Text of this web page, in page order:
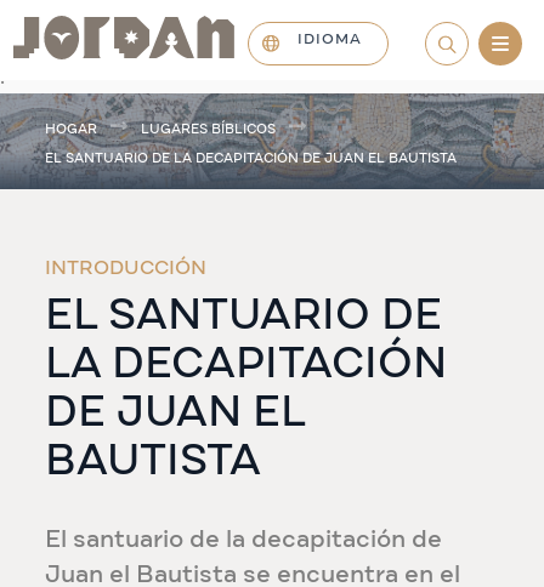
.
IDIOMA
HOGAR LUGARES BÍBLICOS
EL SANTUARIO DE LA DECAPITACIÓN DE JUAN EL BAUTISTA
INTRODUCCIÓN
EL SANTUARIO DE
LA DECAPITACIÓN
DE JUAN EL
BAUTISTA
El santuario de la decapitación de
Juan el Bautista se encuentra en el